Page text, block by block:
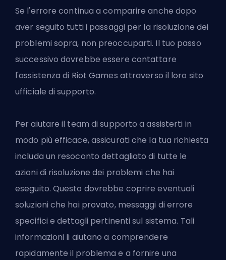
Se l'errore continua a comparire anche dopo
aver seguito tutti i passaggi per la risoluzione dei
problemi sopra, non preoccuparti. Il tuo passo
successivo dovrebbe essere contattare
l'assistenza di Riot Games attraverso il loro sito
ufficiale di supporto.
Per aiutare il team di supporto a assisterti in
modo più efficace, assicurati che la tua richiesta
includa un resoconto dettagliato di tutte le
azioni di risoluzione dei problemi che hai
eseguito. Questo dovrebbe coprire eventuali
soluzioni che hai provato, messaggi di errore
specifici e dettagli pertinenti sul sistema. Tali
informazioni li aiutano a comprendere
rapidamente il problema e a fornire una